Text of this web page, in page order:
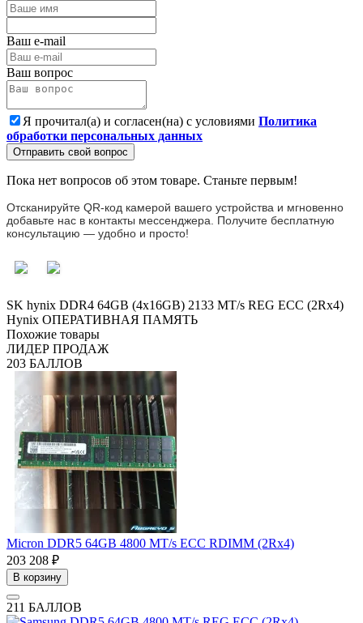
Ваш e-mail
Ваш вопрос
Я прочитал(а) и согласен(на) с условиями Политика
обработки персональных данных
Отправить свой вопрос
Пока нет вопросов об этом товаре. Станьте первым!
Отсканируйте QR-код камерой вашего устройства и мгновенно
добавьте нас в контакты мессенджера. Получите бесплатную
консультацию — удобно и просто!
SK hynix DDR4 64GB (4x16GB) 2133 MT/s REG ECC (2Rx4)
Hynix ОПЕРАТИВНАЯ ПАМЯТЬ
Похожие товары
ЛИДЕР ПРОДАЖ
203 БАЛЛОВ
Micron DDR5 64GB 4800 MT/s ECC RDIMM (2Rx4)
203 208 ₽
В корзину
211 БАЛЛОВ